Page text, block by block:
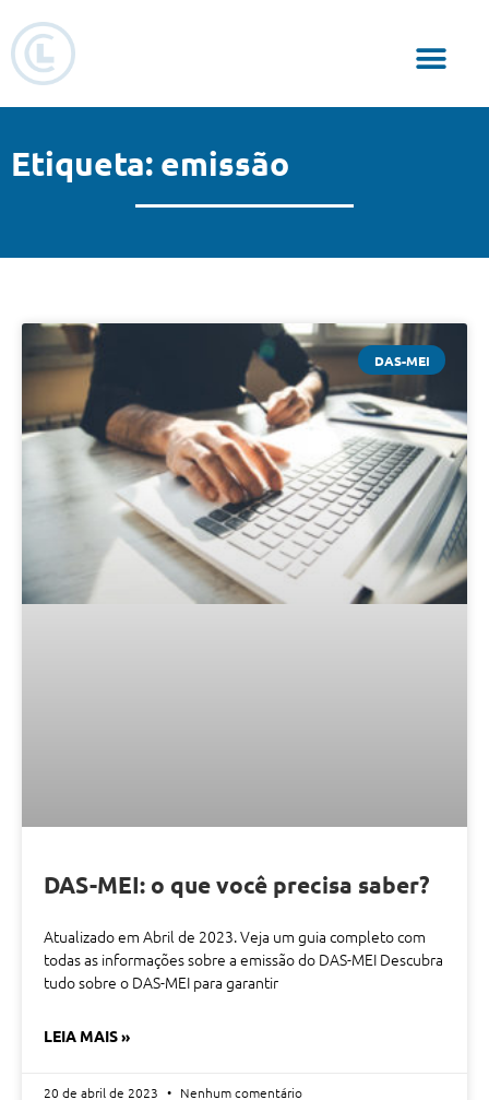
Etiqueta: emissão
DAS-MEI
DAS-MEI: o que você precisa saber?
Atualizado em Abril de 2023. Veja um guia completo com
todas as informações sobre a emissão do DAS-MEI Descubra
tudo sobre o DAS-MEI para garantir
LEIA MAIS »
20 de abril de 2023 Nenhum comentário